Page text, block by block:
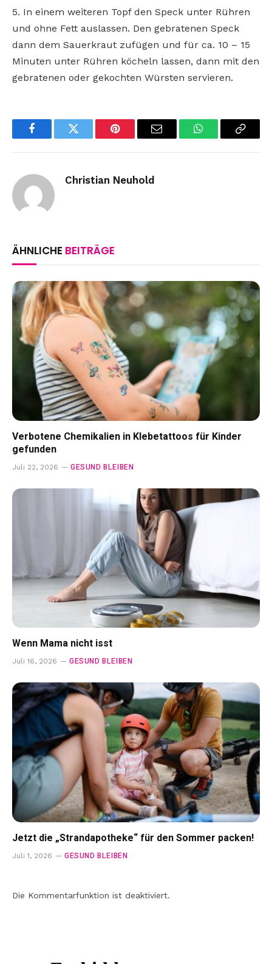
5. In einem weiteren Topf den Speck unter Rühren
und ohne Fett auslassen. Den gebratenen Speck
dann dem Sauerkraut zufügen und für ca. 10 – 15
Minuten unter Rühren köcheln lassen, dann mit den
gebratenen oder gekochten Würsten servieren.
FacebookTwitter Pinterest Email WhatsAppCopy
Christian Neuhold
ÄHNLICHE BEITRÄGE
Verbotene Chemikalien in Klebetattoos für Kinder
gefunden
Juli 22, 2026 GESUND BLEIBEN
Wenn Mama nicht isst
Juli 16, 2026 GESUND BLEIBEN
Jetzt die „Strandapotheke“ für den Sommer packen!
Juli 1, 2026 GESUND BLEIBEN
Die Kommentarfunktion ist deaktiviert.